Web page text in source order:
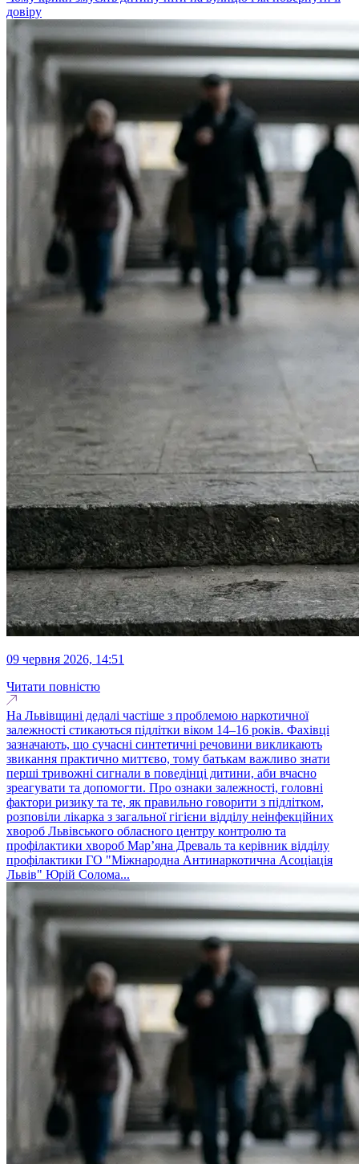
довіру
09 червня 2026, 14:51
Читати повністю
На Львівщині дедалі частіше з проблемою наркотичної
залежності стикаються підлітки віком 14–16 років. Фахівці
зазначають, що сучасні синтетичні речовини викликають
звикання практично миттєво, тому батькам важливо знати
перші тривожні сигнали в поведінці дитини, аби вчасно
зреагувати та допомогти. Про ознаки залежності, головні
фактори ризику та те, як правильно говорити з підлітком,
розповіли лікарка з загальної гігієни відділу неінфекційних
хвороб Львівського обласного центру контролю та
профілактики хвороб Мар’яна Древаль та керівник відділу
профілактики ГО "Міжнародна Антинаркотична Асоціація
Львів" Юрій Солома...